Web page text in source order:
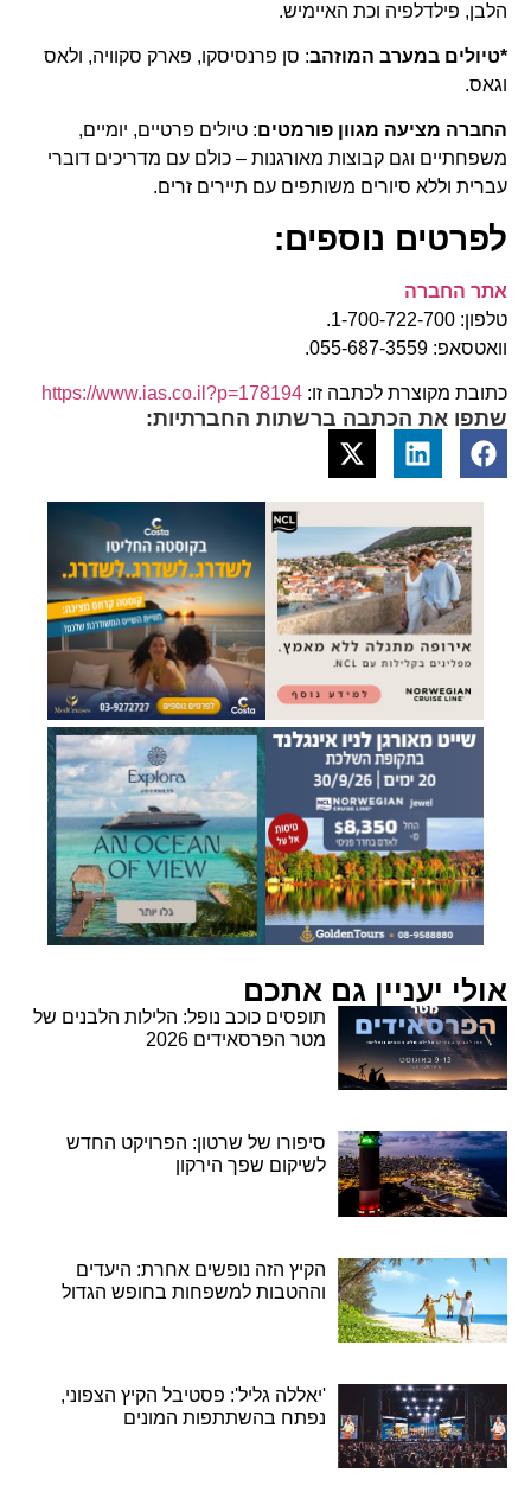
הלבן, פילדלפיה וכת האיימיש.
*טיולים במערב המוזהב: סן פרנסיסקו, פארק סקוויה, ולאס
וגאס.
החברה מציעה מגוון פורמטים: טיולים פרטיים, יומיים,
משפחתיים וגם קבוצות מאורגנות – כולם עם מדריכים דוברי
עברית וללא סיורים משותפים עם תיירים זרים.
לפרטים נוספים:
אתר החברה
טלפון: 1-700-722-700.
וואטסאפ: 055-687-3559.
כתובת מקוצרת לכתבה זו: https://www.ias.co.il?p=178194
שתפו את הכתבה ברשתות החברתיות:
אולי יעניין גם אתכם
תופסים כוכב נופל: הלילות הלבנים של
מטר הפרסאידים 2026
סיפורו של שרטון: הפרויקט החדש
לשיקום שפך הירקון
הקיץ הזה נופשים אחרת: היעדים
וההטבות למשפחות בחופש הגדול
'יאללה גליל': פסטיבל הקיץ הצפוני,
נפתח בהשתתפות המונים